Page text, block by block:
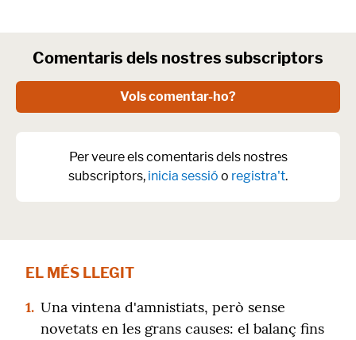
Comentaris dels nostres subscriptors
Vols comentar-ho?
Per veure els comentaris dels nostres
subscriptors, inicia sessió o registra't.
EL MÉS LLEGIT
1. Una vintena d'amnistiats, però sense
novetats en les grans causes: el balanç fins